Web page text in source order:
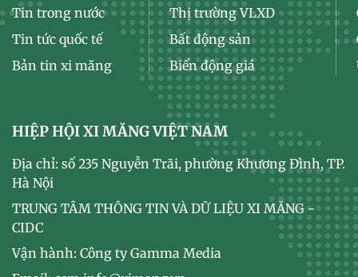
Tin trong nước
Tin tức quốc tế
Bản tin xi măng
Thị trường VLXD
Bất động sản
Biến động giá
HIỆP HỘI XI MĂNG VIỆT NAM
Địa chỉ: số 235 Nguyễn Trãi, phường Khương Đình, TP.
Hà Nội
TRUNG TÂM THÔNG TIN VÀ DỮ LIỆU XI MĂNG -
CIDC
Vận hành: Công ty Gamma Media